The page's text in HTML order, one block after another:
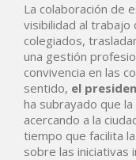
La colaboración de
visibilidad al
colegiados,
una gestión
convivencia en las
sentido, el
ha subrayado que
acercando a la
tiempo que facilita
sobre las iniciativas